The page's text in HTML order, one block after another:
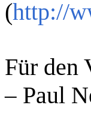
(http://
Für den
– Paul